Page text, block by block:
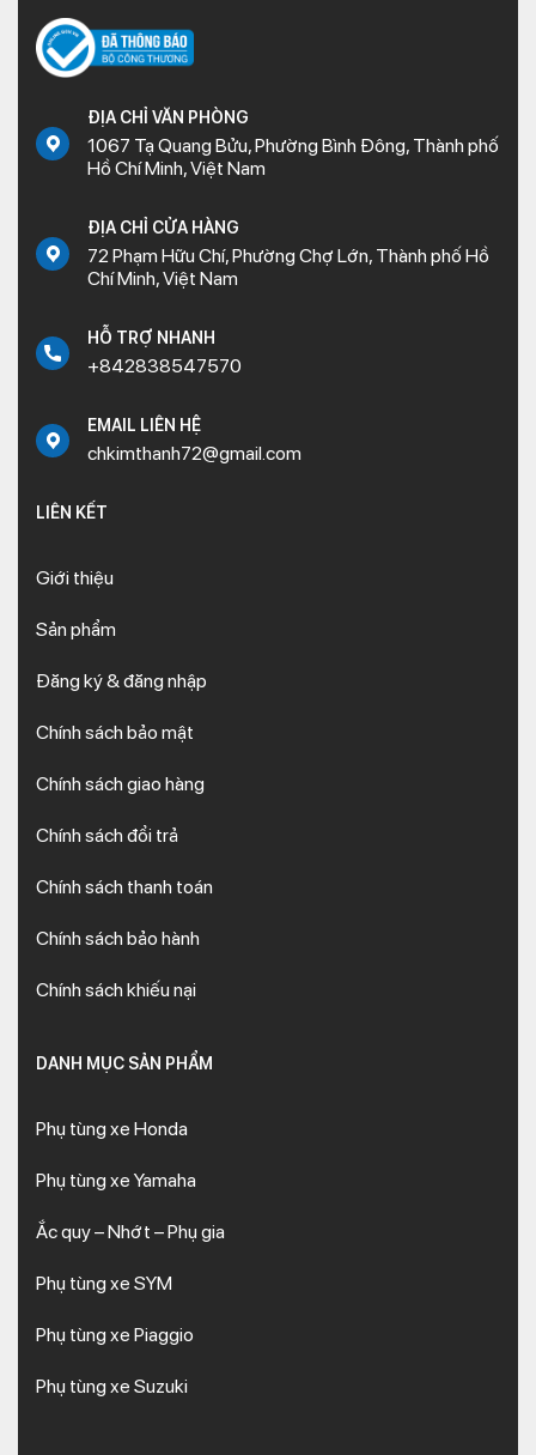
ĐỊA CHỈ VĂN PHÒNG
1067 Tạ Quang Bửu, Phường Bình Đông, Thành phố
Hồ Chí Minh, Việt Nam
ĐỊA CHỈ CỬA HÀNG
72 Phạm Hữu Chí, Phường Chợ Lớn, Thành phố Hồ
Chí Minh, Việt Nam
HỖ TRỢ NHANH
+842838547570
EMAIL LIÊN HỆ
chkimthanh72@gmail.com
LIÊN KẾT
Giới thiệu
Sản phẩm
Đăng ký & đăng nhập
Chính sách bảo mật
Chính sách giao hàng
Chính sách đổi trả
Chính sách thanh toán
Chính sách bảo hành
Chính sách khiếu nại
DANH MỤC SẢN PHẨM
Phụ tùng xe Honda
Phụ tùng xe Yamaha
Ắc quy – Nhớt – Phụ gia
Phụ tùng xe SYM
Phụ tùng xe Piaggio
Phụ tùng xe Suzuki